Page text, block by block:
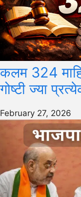
कलम 324
गोष्टी ज्या
February 27, 2026